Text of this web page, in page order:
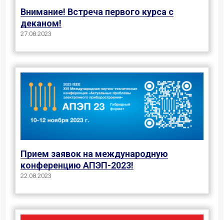
Внимание! Встреча первого курса с
деканом!
27.08.2023
Прием заявок на международную
конференцию АПЭП-2023!
22.08.2023